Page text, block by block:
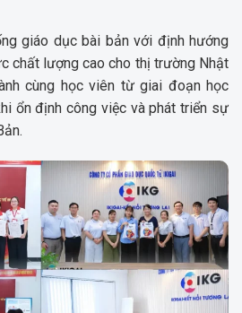
giáo dục bài bản với định hướng
chất lượng cao cho thị trường Nhật
cùng học viên từ giai đoạn học
ổn định công việc và phát triển sự